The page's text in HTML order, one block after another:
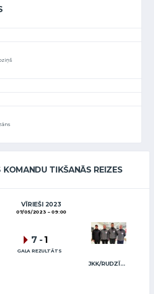
KOMANDU TIKŠANĀS REIZES
VĪRIEŠI 2023
07/05/2023 09:00
JKK/RUDZĪTIS
7 -1
GALA REZULTĀTS